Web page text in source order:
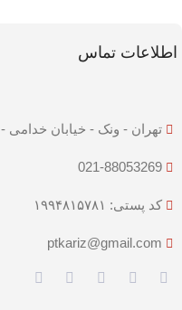
اطلاعات تماس
تهران - ونک - خیابان خدامی -
021-88053269
کد پستی: ۱۹۹۴۸۱۵۷۸۱
ptkariz@gmail.com